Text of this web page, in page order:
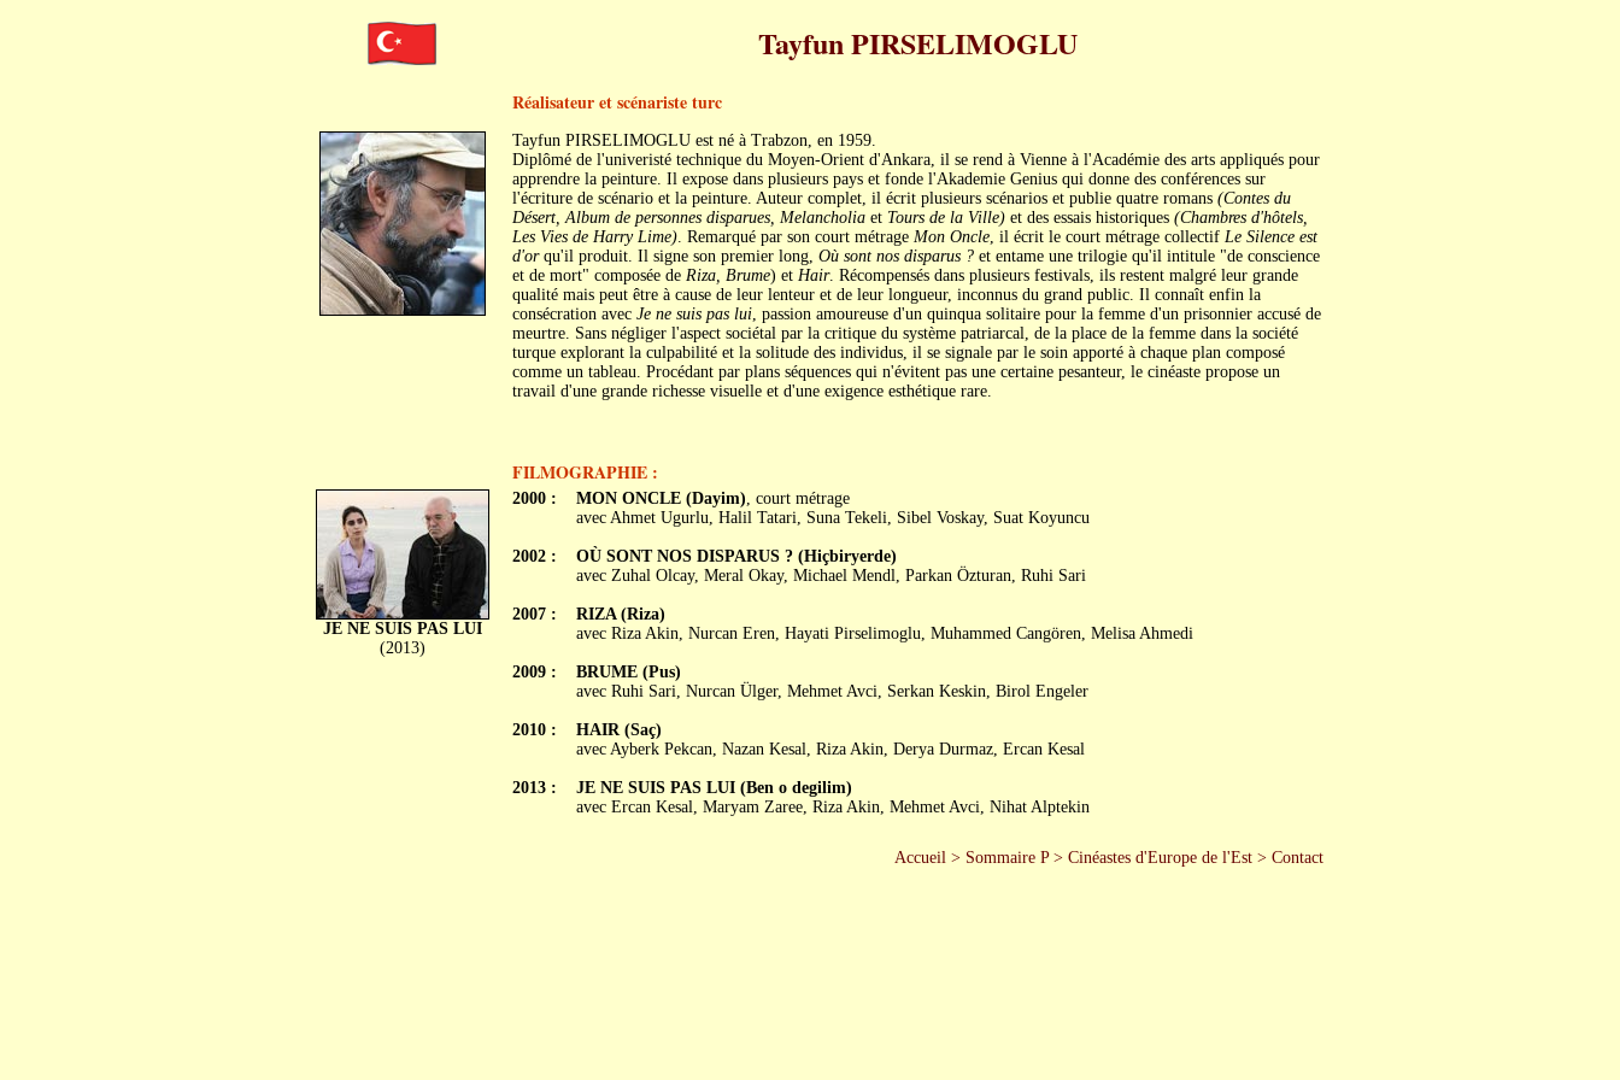
Tayfun PIRSELIMOGLU
Réalisateur et scénariste turc
Tayfun PIRSELIMOGLU est né à Trabzon, en 1959.
Diplômé de l'univeristé technique du Moyen-Orient d'Ankara, il se rend à Vienne à l'Académie des arts appliqués pour
apprendre la peinture. Il expose dans plusieurs pays et fonde l'Akademie Genius qui donne des conférences sur
l'écriture de scénario et la peinture. Auteur complet, il écrit plusieurs scénarios et publie quatre romans (Contes du
Désert, Album de personnes disparues, Melancholiaet Tours de la Ville)et des essais historiques (Chambres d'hôtels,
Les Vies de Harry Lime). Remarqué par son court métrage Mon Oncle, il écrit le court métrage collectif Le Silence est
d'orqu'il produit. Il signe son premier long, Où sont nos disparus ?et entame une trilogie qu'il intitule "de conscience
et de mort" composée de Riza, Brume) et Hair. Récompensés dans plusieurs festivals, ils restent malgré leur grande
qualité mais peut être à cause de leur lenteur et de leur longueur, inconnus du grand public. Il connaît enfin la
consécration avec Je ne suis pas lui, passion amoureuse d'un quinqua solitaire pour la femme d'un prisonnier accusé de
meurtre. Sans négliger l'aspect sociétal par la critique du système patriarcal, de la place de la femme dans la société
turque explorant la culpabilité et la solitude des individus, il se signale par le soin apporté à chaque plan composé
comme un tableau. Procédant par plans séquences qui n'évitent pas une certaine pesanteur, le cinéaste propose un
travail d'une grande richesse visuelle et d'une exigence esthétique rare.
FILMOGRAPHIE :
JE NE SUIS PAS LUI
(2013)
2000 :
2002 :
2007 :
2009 :
2010 :
2013 :
MON ONCLE (Dayim), court métrage
avec Ahmet Ugurlu, Halil Tatari, Suna Tekeli, Sibel Voskay, Suat Koyuncu
OÙ SONT NOS DISPARUS ? (Hiçbiryerde)
avec Zuhal Olcay, Meral Okay, Michael Mendl, Parkan Özturan, Ruhi Sari
RIZA (Riza)
avec Riza Akin, Nurcan Eren, Hayati Pirselimoglu, Muhammed Cangören, Melisa Ahmedi
BRUME (Pus)
avec Ruhi Sari, Nurcan Ülger, Mehmet Avci, Serkan Keskin, Birol Engeler
HAIR (Saç)
avec Ayberk Pekcan, Nazan Kesal, Riza Akin, Derya Durmaz, Ercan Kesal
JE NE SUIS PAS LUI (Ben o degilim)
avec Ercan Kesal, Maryam Zaree, Riza Akin, Mehmet Avci, Nihat Alptekin
Accueil> Sommaire P> Cinéastes d'Europe de l'Est> Contact